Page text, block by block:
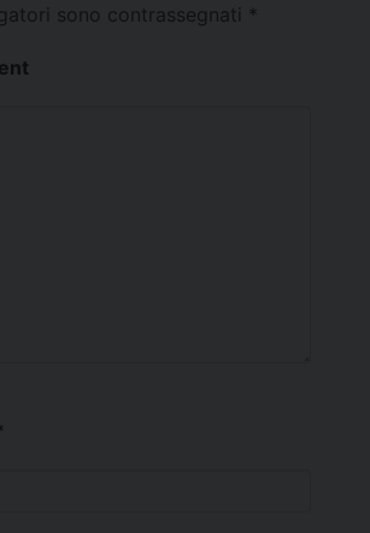
sono contrassegnati *